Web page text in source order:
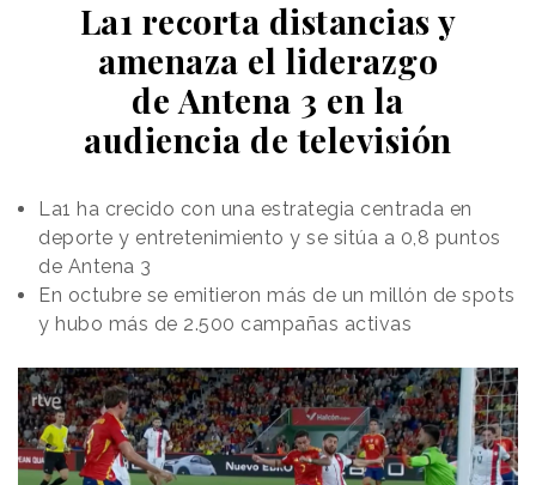
La1 recorta distancias y
amenaza el liderazgo
de Antena 3 en la
audiencia de televisión
La1 ha crecido con una estrategia centrada en
deporte y entretenimiento y se sitúa a 0,8 puntos
de Antena 3
En octubre se emitieron más de un millón de spots
y hubo más de 2.500 campañas activas